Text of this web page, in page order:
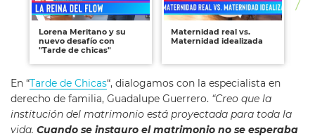
Lorena Meritano y su
nuevo desafío con
"Tarde de chicas"
Maternidad real vs.
Maternidad idealizada
En “Tarde de Chicas“, dialogamos con la especialista en
derecho de familia, Guadalupe Guerrero. “Creo que la
institución del matrimonio está proyectada para toda la
vida. Cuando se instauro el matrimonio no se esperaba